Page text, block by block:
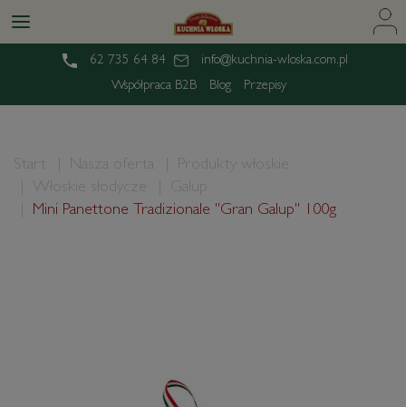
62 735 64 84
info@kuchnia-wloska.com.pl
Współpraca B2B
Blog Przepisy
Start Nasza oferta
Produkty włoskie
Włoskie słodycze
Galup
Mini Panettone Tradizionale "Gran Galup" 100g